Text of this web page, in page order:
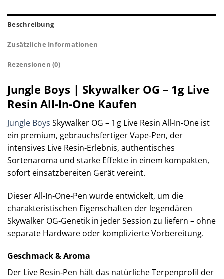
Beschreibung
Zusätzliche Informationen
Rezensionen (0)
Jungle Boys | Skywalker OG – 1g Live
Resin All-In-One Kaufen
Jungle Boys Skywalker OG – 1 g Live Resin All‑In‑One ist
ein premium, gebrauchsfertiger Vape‑Pen, der
intensives Live Resin‑Erlebnis, authentisches
Sortenaroma und starke Effekte in einem kompakten,
sofort einsatzbereiten Gerät vereint.
Dieser All‑In‑One‑Pen wurde entwickelt, um die
charakteristischen Eigenschaften der legendären
Skywalker OG‑Genetik in jeder Session zu liefern – ohne
separate Hardware oder komplizierte Vorbereitung.
Geschmack & Aroma
Der Live Resin‑Pen hält das natürliche Terpenprofil der